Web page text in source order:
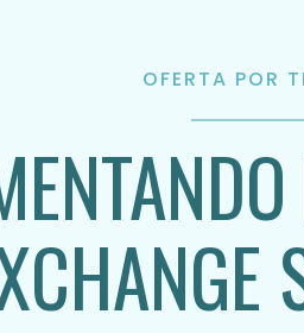
OFERTA POR